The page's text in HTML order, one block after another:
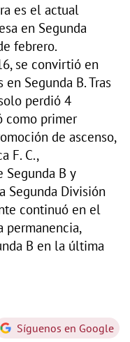
es el actual
en Segunda
febrero.
se convirtió en
Segunda B. Tras
perdió 4
como primer
de ascenso,
F. C.,
Segunda B y
Segunda División
continuó en el
permanencia,
B en la última
Síguenos en Google